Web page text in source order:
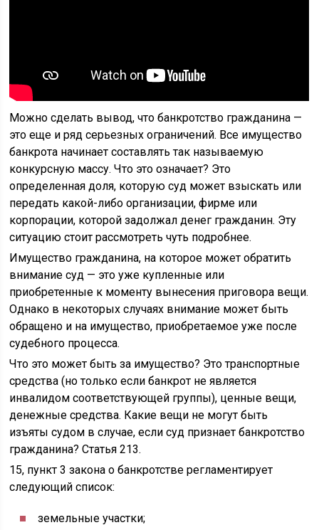
Можно сделать вывод, что банкротство гражданина —
это еще и ряд серьезных ограничений. Все имущество
банкрота начинает составлять так называемую
конкурсную массу. Что это означает? Это
определенная доля, которую суд может взыскать или
передать какой-либо организации, фирме или
корпорации, которой задолжал денег гражданин. Эту
ситуацию стоит рассмотреть чуть подробнее.
Имущество гражданина, на которое может обратить
внимание суд — это уже купленные или
приобретенные к моменту вынесения приговора вещи.
Однако в некоторых случаях внимание может быть
обращено и на имущество, приобретаемое уже после
судебного процесса.
Что это может быть за имущество? Это транспортные
средства (но только если банкрот не является
инвалидом соответствующей группы), ценные вещи,
денежные средства. Какие вещи не могут быть
изъяты судом в случае, если суд признает банкротство
гражданина? Статья 213.
15, пункт 3 закона о банкротстве регламентирует
следующий список:
земельные участки;